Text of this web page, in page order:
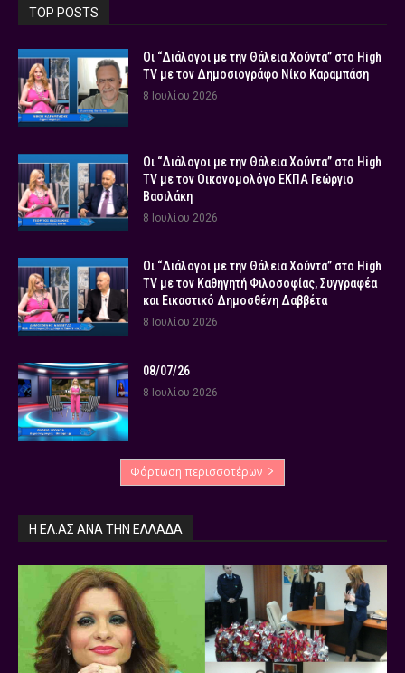
TOP POSTS
Οι “Διάλογοι με την Θάλεια Χούντα” στο High
TV με τον Δημοσιογράφο Νίκο Καραμπάση
8 Ιουλίου 2026
Οι “Διάλογοι με την Θάλεια Χούντα” στο High
TV με τον Οικονομολόγο ΕΚΠΑ Γεώργιο
Βασιλάκη
8 Ιουλίου 2026
Οι “Διάλογοι με την Θάλεια Χούντα” στο High
TV με τον Καθηγητή Φιλοσοφίας, Συγγραφέα
και Εικαστικό Δημοσθένη Δαββέτα
8 Ιουλίου 2026
08/07/26
8 Ιουλίου 2026
Φόρτωση περισσοτέρων
Η ΕΛ.ΑΣ ΑΝΆ ΤΗΝ ΕΛΛΆΔΑ